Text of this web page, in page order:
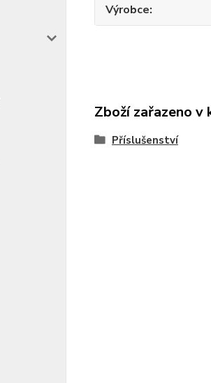
Výrobce
Zboží zařazeno v
Příslušenství